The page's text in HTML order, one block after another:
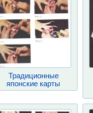
Традиционные
японские карты